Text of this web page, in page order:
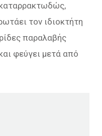
τον ιδιοκτήτη
παραλαβής
φεύγει μετά από